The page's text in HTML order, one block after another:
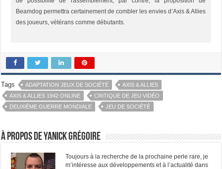
Beamdog permettra certainement de combler les envies d’Axis & Allies
des joueurs, vétérans comme débutants.
Tags ADAPTATION JEUX DE SOCIÉTÉ
AXIS & ALLIES
AXIS & ALLIES 1942 ONLINE
CRITIQUE DE JEU VIDÉO
DEUXIÈME GUERRE MONDIALE
JEU DE SOCIÉTÉ
À propos de Yanick Grégoire
Toujours à la recherche de la prochaine perle rare, je
m’intéresse aux développements et à l’actualité dans